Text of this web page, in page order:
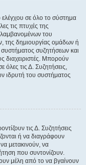
ελέγχου σε όλο το σύστημα
τις πτυχές της
του
της δημιουργίας ομάδων ή
συζητήσεων και
διαχειριστές. Μπορούν
όλες τις Δ. Συζητήσεις,
ιδρυτή του συστήματος
τις Δ. Συζητήσεις
ή να διαγράφουν
μετακινούν, να
που συντονίζουν.
μέλη από το να βγαίνουν